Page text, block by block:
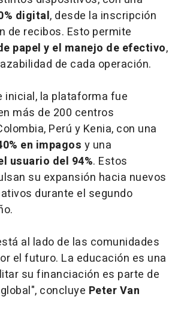
digital, desde la inscripción
de recibos. Esto permite
papel y el manejo de efectivo,
de cada operación.
inicial, la plataforma fue
más de 200 centros
Perú y Kenia, con una
en impagos y una
usuario del 94%. Estos
su expansión hacia nuevos
durante el segundo
al lado de las comunidades
el futuro. La educación es una
su financiación es parte de
concluye Peter Van